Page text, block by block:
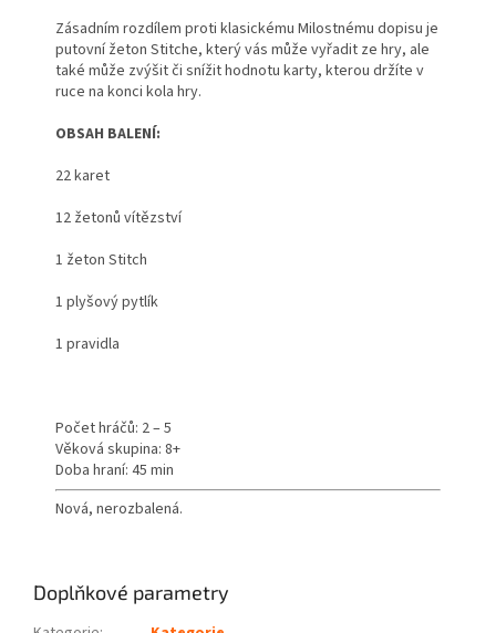
Zásadním rozdílem proti klasickému Milostnému dopisu je
putovní žeton Stitche, který vás může vyřadit ze hry, ale
také může zvýšit či snížit hodnotu karty, kterou držíte v
ruce na konci kola hry.
OBSAH BALENÍ:
22 karet
12 žetonů vítězství
1 žeton Stitch
1 plyšový pytlík
1 pravidla
Počet hráčů: 2 – 5
Věková skupina: 8+
Doba hraní: 45 min
Nová, nerozbalená.
Doplňkové parametry